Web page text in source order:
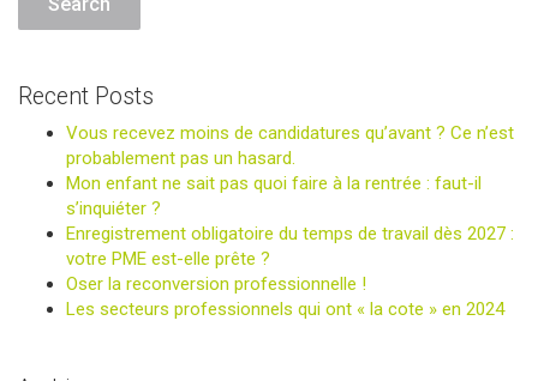
Recent Posts
Vous recevez moins de candidatures qu’avant ? Ce n’est
probablement pas un hasard.
Mon enfant ne sait pas quoi faire à la rentrée : faut-il
s’inquiéter ?
Enregistrement obligatoire du temps de travail dès 2027 :
votre PME est-elle prête ?
Oser la reconversion professionnelle !
Les secteurs professionnels qui ont « la cote » en 2024